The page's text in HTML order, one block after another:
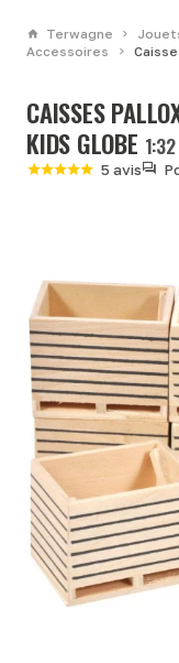
Terwagne
Accessoires
CAISSES
KIDS GLOBE
5 avis